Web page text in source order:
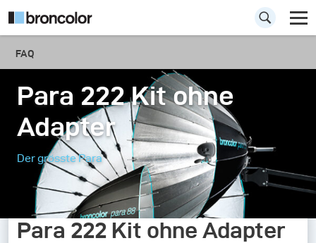
FAQ
Para 222 Kit ohne
Adapter
Der grösste Para
Para 222 Kit ohne Adapter